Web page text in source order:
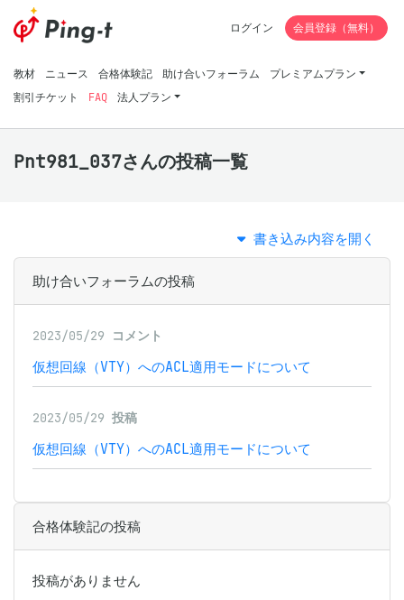
教材 ニュース 合格体験記 助け合いフォーラム
プレミアムプラン
割引チケット
FAQ 法人プラン
ログイン 会員登録（無料）
Pnt981_037さんの投稿一覧
書き込み内容を開く
助け合いフォーラムの投稿
2023/05/29 コメント
仮想回線（VTY）へのACL適用モードについて
2023/05/29 投稿
仮想回線（VTY）へのACL適用モードについて
合格体験記の投稿
投稿がありません